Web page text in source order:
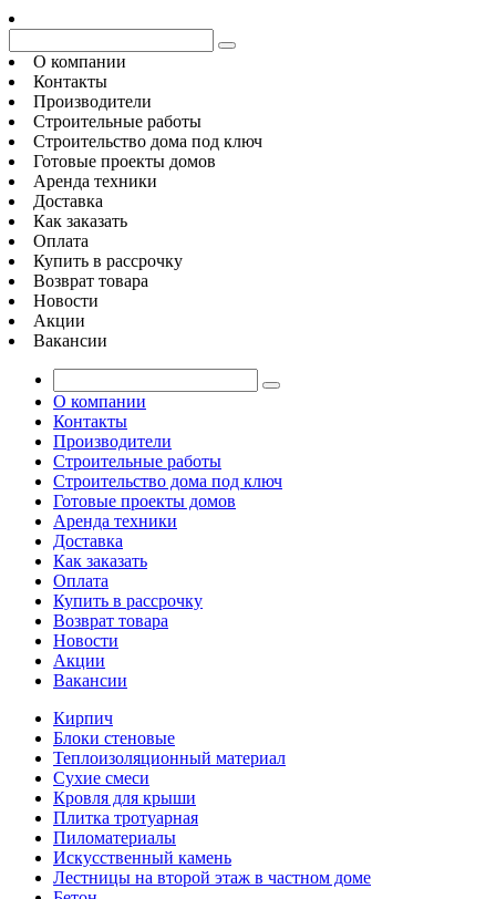
О компании
Контакты
Производители
Строительные работы
Строительство дома под ключ
Готовые проекты домов
Аренда техники
Доставка
Как заказать
Оплата
Купить в рассрочку
Возврат товара
Новости
Акции
Вакансии
О компании
Контакты
Производители
Строительные работы
Строительство дома под ключ
Готовые проекты домов
Аренда техники
Доставка
Как заказать
Оплата
Купить в рассрочку
Возврат товара
Новости
Акции
Вакансии
Кирпич
Блоки стеновые
Теплоизоляционный материал
Сухие смеси
Кровля для крыши
Плитка тротуарная
Пиломатериалы
Искусственный камень
Лестницы на второй этаж в частном доме